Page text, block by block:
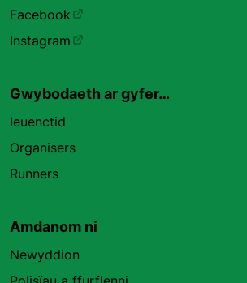
Facebook
Instagram
Gwybodaeth ar gyfer…
Ieuenctid
Organisers
Runners
Amdanom ni
Newyddion